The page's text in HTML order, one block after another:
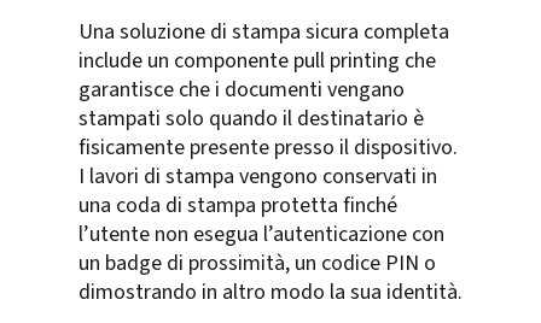
Una soluzione di stampa sicura completa
include un componente pull printing che
garantisce che i documenti vengano
stampati solo quando il destinatario è
fisicamente presente presso il dispositivo.
I lavori di stampa vengono conservati in
una coda di stampa protetta finché
l’utente non esegua l’autenticazione con
un badge di prossimità, un codice PIN o
dimostrando in altro modo la sua identità.